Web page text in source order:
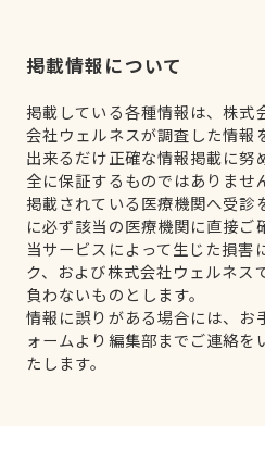
掲載情報について
掲載している各種情報は、株式
会社ウェルネスが調査した情報
出来るだけ正確な情報掲載に努
全に保証するものではありませ
掲載されている医療機関へ受診
に必ず該当の医療機関に直接ご
当サービスによって生じた損害
ク、および株式会社ウェルネス
負わないものとします。
情報に誤りがある場合には、お
ォームより編集部までご連絡を
たします。